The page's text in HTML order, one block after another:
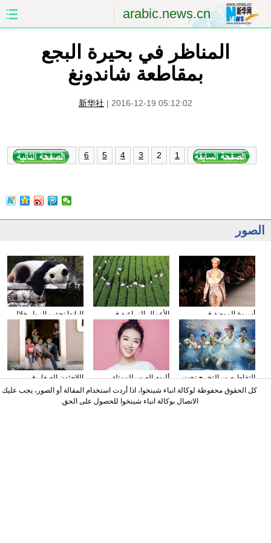
arabic.news.cn
الصين الصفحة الأولى
الشرق الأوسط العالم
الاقتصاد
مؤتمر صحفى للخارجية
المناظر في بحيرة البجع
بمقاطعة شاندونغ
新华社 | 2016-12-19 05:12:02
1
2
3
4
5
6
الصور
الباندا تجذب الزوار خلال
عطلة العيد الوطني
الصيني
الأعمال الزراعية في
فصل الخريف
أسبوع الموضة في
نيويورك
اللاجئون الصغار فى
دمشق بسوريا
ألبوم الصور للممثلة
الصينية نينغ شين
التقاط صور التخرج تحت
المياه
كل الحقوق محفوظة لوكالة انباء شينخوا، اذا أردت استخدام المقالة أو الصور، يجب عليك
الاتصال بوكالة انباء شينخوا للحصول على الحق.